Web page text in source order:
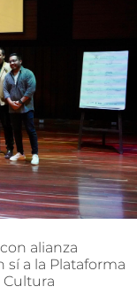
con alianza
sí a la Plataforma
Cultura